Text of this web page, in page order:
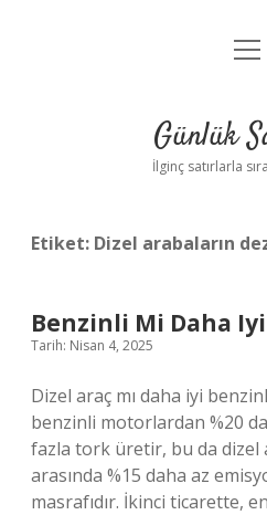
Yasal
Günlük
İlginç satırlarla
Etiket: Dizel arabaların
Benzinli Mi Daha
Tarih: Nisan 4, 2025
Dizel araç mı daha iyi
benzinli motorlardan %20
fazla tork üretir, bu da dizel
arasında %15 daha az
masrafıdır. İkinci ticarette,